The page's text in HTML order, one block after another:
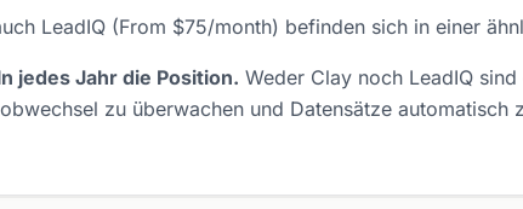
LeadIQ (From $75/month) befinden sich in einer
jedes Jahr die Position. Weder Clay noch LeadIQ
zu überwachen und Datensätze